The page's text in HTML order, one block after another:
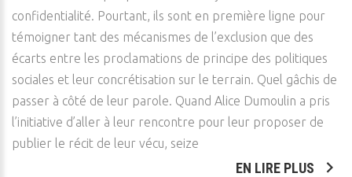
confidentialité. Pourtant, ils sont en première ligne pour
témoigner tant des mécanismes de l’exclusion que des
écarts entre les proclamations de principe des politiques
sociales et leur concrétisation sur le terrain. Quel gâchis de
passer à côté de leur parole. Quand Alice Dumoulin a pris
l’initiative d’aller à leur rencontre pour leur proposer de
publier le récit de leur vécu, seize
EN LIRE PLUS